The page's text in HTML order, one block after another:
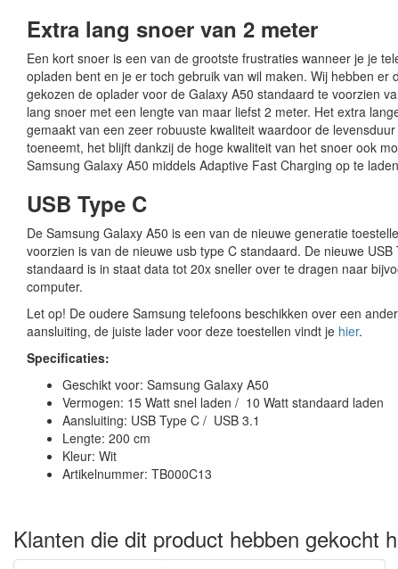
Extra lang snoer van 2 meter
Een kort snoer is een van de grootste frustraties wanneer je je
opladen bent en je er toch gebruik van wil maken. Wij hebben er
gekozen de oplader voor de Galaxy A50 standaard te voorzien
lang snoer met een lengte van maar liefst 2 meter. Het extra
gemaakt van een zeer robuuste kwaliteit waardoor de
toeneemt, het blijft dankzij de hoge kwaliteit van het snoer ook
Samsung Galaxy A50 middels Adaptive Fast Charging op te
USB Type C
De Samsung Galaxy A50 is een van de nieuwe generatie
voorzien is van de nieuwe usb type C standaard. De nieuwe USB
standaard is in staat data tot 20x sneller over te dragen naar
computer.
Let op! De oudere Samsung telefoons beschikken over een
aansluiting, de juiste lader voor deze toestellen vindt je hier.
Specificaties:
Geschikt voor: Samsung Galaxy A50
Vermogen: 15 Watt snel laden / 10 Watt standaard laden
Aansluiting: USB Type C / USB 3.1
Lengte: 200 cm
Kleur: Wit
Artikelnummer: TB000C13
Klanten die dit product hebben gekocht